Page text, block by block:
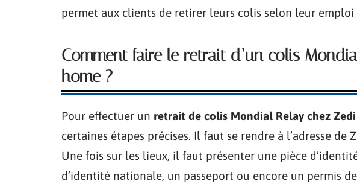
permet aux clients de retirer leurs colis selon leur emploi
Comment faire le retrait d’un colis
home ?
Pour effectuer un retrait de colis Mondial Relay chez
certaines étapes précises. Il faut se rendre à l’adresse de
Une fois sur les lieux, il faut présenter une pièce
d’identité nationale, un passeport ou encore un permis